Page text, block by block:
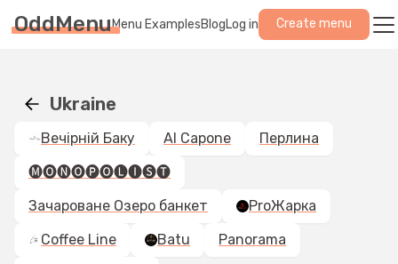
OddMenuMenu ExamplesBlogLog in Create menu
Ukraine
Вечірній Баку Al Capone
Перлина
🅜🅞🅝🅞🅟🅞🅛🅘🅢🅣
Зачароване Озеро банкет
ProЖарка
Coffee Line
Batu
Panorama